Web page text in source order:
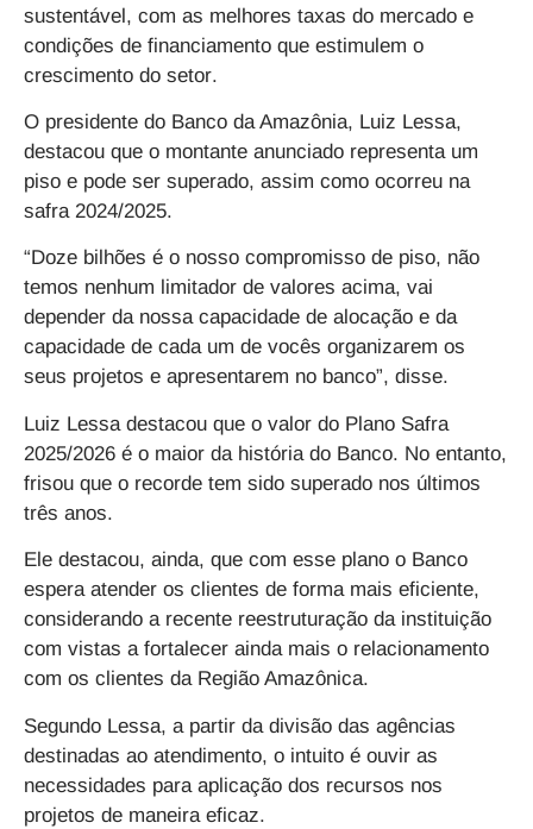
sustentável, com as melhores taxas do mercado e
condições de financiamento que estimulem o
crescimento do setor.
O presidente do Banco da Amazônia, Luiz Lessa,
destacou que o montante anunciado representa um
piso e pode ser superado, assim como ocorreu na
safra 2024/2025.
“Doze bilhões é o nosso compromisso de piso, não
temos nenhum limitador de valores acima, vai
depender da nossa capacidade de alocação e da
capacidade de cada um de vocês organizarem os
seus projetos e apresentarem no banco”, disse.
Luiz Lessa destacou que o valor do Plano Safra
2025/2026 é o maior da história do Banco. No entanto,
frisou que o recorde tem sido superado nos últimos
três anos.
Ele destacou, ainda, que com esse plano o Banco
espera atender os clientes de forma mais eficiente,
considerando a recente reestruturação da instituição
com vistas a fortalecer ainda mais o relacionamento
com os clientes da Região Amazônica.
Segundo Lessa, a partir da divisão das agências
destinadas ao atendimento, o intuito é ouvir as
necessidades para aplicação dos recursos nos
projetos de maneira eficaz.